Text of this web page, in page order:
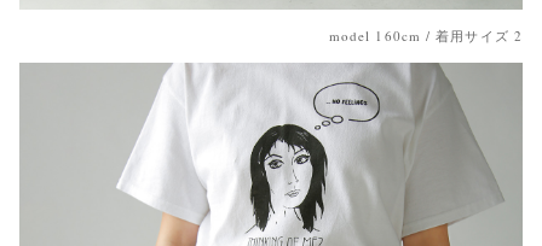
model 160cm / 着用サイズ 2